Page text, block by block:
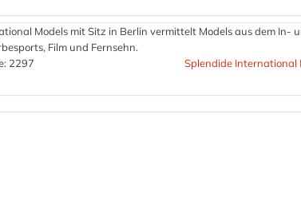
Models mit Sitz in Berlin vermittelt Models aus dem In-
Film und Fernsehn.
2297
Splendide International